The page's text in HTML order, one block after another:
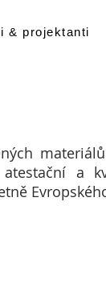
& projektanti
a